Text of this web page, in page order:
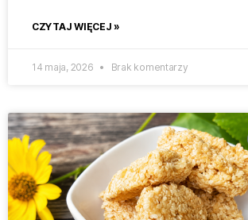
CZYTAJ WIĘCEJ »
14 maja, 2026 Brak komentarzy